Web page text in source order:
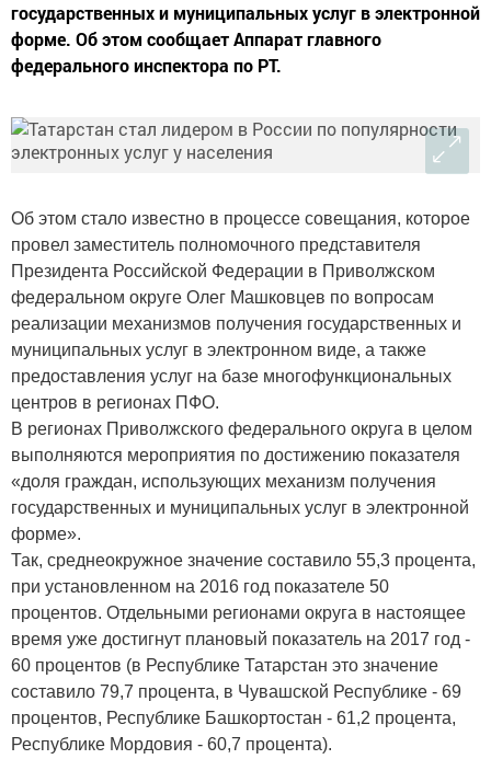
государственных и муниципальных услуг в электронной
форме. Об этом сообщает Аппарат главного
федерального инспектора по РТ.
Об этом стало известно в процессе совещания, которое
провел заместитель полномочного представителя
Президента Российской Федерации в Приволжском
федеральном округе Олег Машковцев по вопросам
реализации механизмов получения государственных и
муниципальных услуг в электронном виде, а также
предоставления услуг на базе многофункциональных
центров в регионах ПФО.
В регионах Приволжского федерального округа в целом
выполняются мероприятия по достижению показателя
«доля граждан, использующих механизм получения
государственных и муниципальных услуг в электронной
форме».
Так, среднеокружное значение составило 55,3 процента,
при установленном на 2016 год показателе 50
процентов. Отдельными регионами округа в настоящее
время уже достигнут плановый показатель на 2017 год -
60 процентов (в Республике Татарстан это значение
составило 79,7 процента, в Чувашской Республике - 69
процентов, Республике Башкортостан - 61,2 процента,
Республике Мордовия - 60,7 процента).